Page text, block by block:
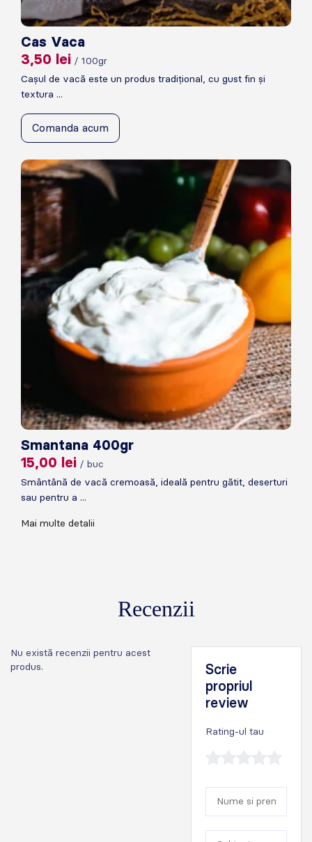
Cas Vaca
3,50 lei / 100gr
Cașul de vacă este un produs tradițional, cu gust fin și
textura ...
Comanda acum
Smantana 400gr
15,00 lei / buc
Smântână de vacă cremoasă, ideală pentru gătit, deserturi
sau pentru a ...
Mai multe detalii
Recenzii
Nu există recenzii pentru acest
produs.
Scrie
propriul
review
Rating-ul tau